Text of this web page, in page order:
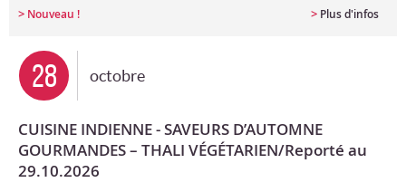
> Nouveau ! > Plus d'infos
28 octobre
CUISINE INDIENNE - SAVEURS D’AUTOMNE
GOURMANDES – THALI VÉGÉTARIEN/Reporté au
29.10.2026